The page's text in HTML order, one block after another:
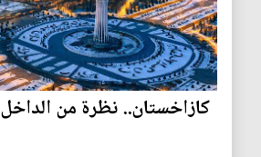
كازاخستان.. نظرة من الداخل